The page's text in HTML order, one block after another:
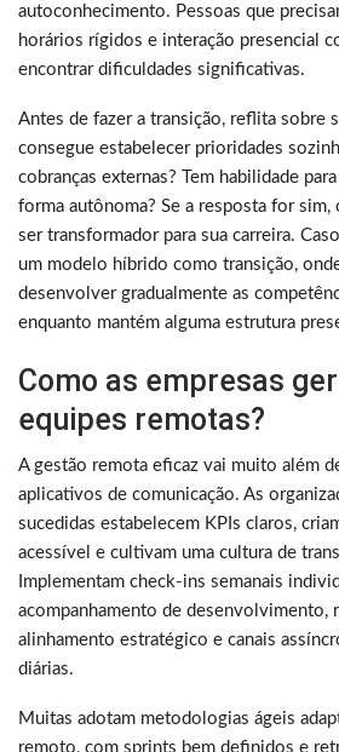
autoconhecimento. Pessoas que
horários rígidos e interação presencial
encontrar dificuldades significativas.
Antes de fazer a transição, reflita sobre
consegue estabelecer prioridades
cobranças externas? Tem habilidade
forma autônoma? Se a resposta for
ser transformador para sua carreira.
um modelo híbrido como transição,
desenvolver gradualmente as
enquanto mantém alguma estrutura
Como as empresas
equipes remotas?
A gestão remota eficaz vai muito além
aplicativos de comunicação. As
sucedidas estabelecem KPIs claros,
acessível e cultivam uma cultura de
Implementam check-ins semanais
acompanhamento de desenvolvimento,
alinhamento estratégico e canais
diárias.
Muitas adotam metodologias ágeis
remoto, com sprints bem definidos e